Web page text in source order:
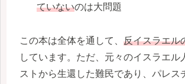
ていないのは大問題
この本は全体を通して、 反イスラエル
しています。ただ、元々のイスラエル
ストから生還した難民であり、パレス